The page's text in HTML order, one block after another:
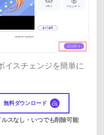
イスチェンジを簡単に
無料ダウンロード